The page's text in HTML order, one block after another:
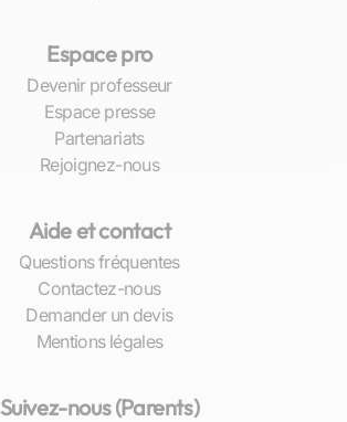
Espace pro
Devenir professeur
Espace presse
Partenariats
Rejoignez-nous
Aide et contact
Questions fréquentes
Contactez-nous
Demander un devis
Mentions légales
Suivez-nous (Parents)